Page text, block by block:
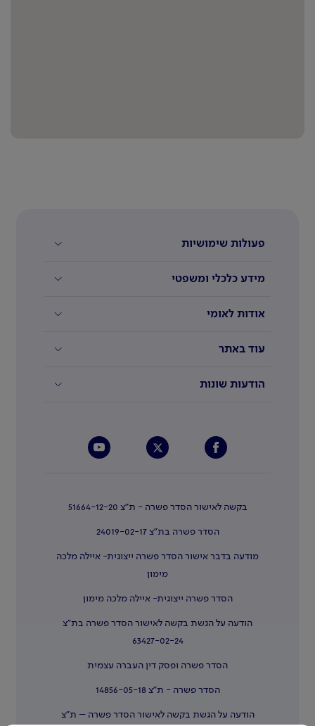
פעולות שימושיות
מידע כלכלי ומשפטי
אודות לאומי
עוד באתר
הודעות שונות
בקשה לאישור הסדר פשרה - ת"צ 51664-12-20
הסדר פשרה בת"צ 24019-02-17
מודעה בדבר אישור הסדר פשרה ייצוגית- איילה מלכה
מימון
הסדר פשרה ייצוגית- איילה מלכה מימון
הודעה על הגשת בקשה לאישור הסדר פשרה בת"צ
63427-02-24
הסדר פשרה ופסק דין העברה עצמית
הסדר פשרה - ת"צ 14856-05-18
הודעה על הגשת בקשה לאישור הסדר פשרה – ת"צ